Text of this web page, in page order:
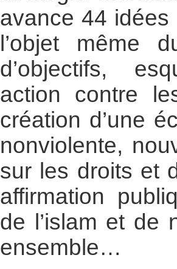
avance 44
l’objet même
d’objectifs,
action contre
création d’une
nonviolente,
sur les droits et
affirmation
de l’islam et de
ensemble…